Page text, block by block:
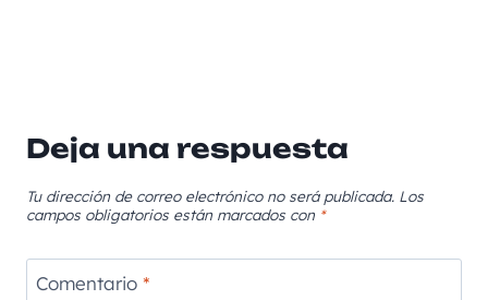
Deja una respuesta
Tu dirección de correo electrónico no será publicada. Los
campos obligatorios están marcados con *
Comentario *